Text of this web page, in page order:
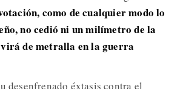
como de cualquier modo lo
no cedió ni un milímetro de la
de metralla en la guerra
desenfrenado éxtasis contra el